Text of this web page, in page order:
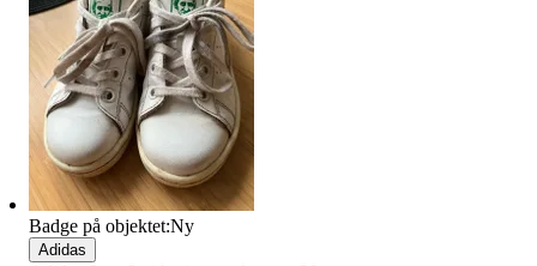
Badge på objektet:Ny
Adidas